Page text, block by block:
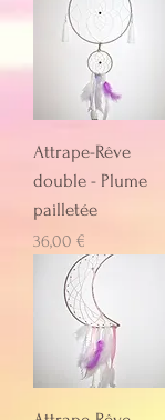
Attrape-Rêve
double - Plume
pailletée
Prix
36,00 €